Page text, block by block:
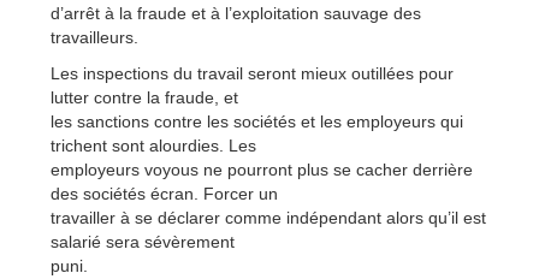
d’arrêt à la fraude et à l’exploitation sauvage des
travailleurs.
Les inspections du travail seront mieux outillées pour
lutter contre la fraude, et
les sanctions contre les sociétés et les employeurs qui
trichent sont alourdies. Les
employeurs voyous ne pourront plus se cacher derrière
des sociétés écran. Forcer un
travailler à se déclarer comme indépendant alors qu’il est
salarié sera sévèrement
puni.